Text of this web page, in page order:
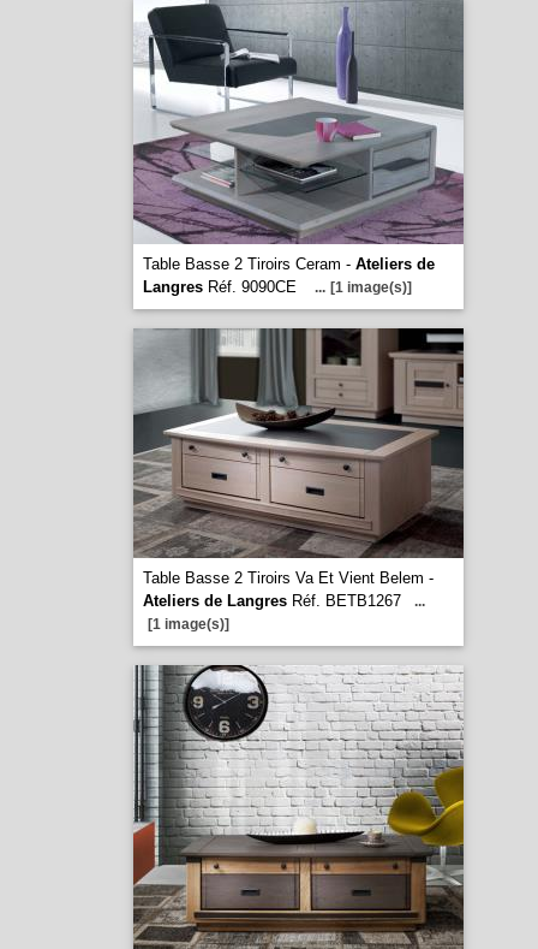
Table Basse 2 Tiroirs Ceram - Ateliers de
LangresRéf. 9090CE ... [1 image(s)]
Table Basse 2 Tiroirs Va Et Vient Belem -
Ateliers de LangresRéf. BETB1267
...
[1 image(s)]